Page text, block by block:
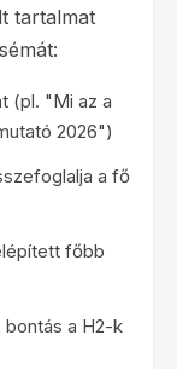
tartalmat
(pl. "Mi az a
2026")
a fő
főbb
a H2-k